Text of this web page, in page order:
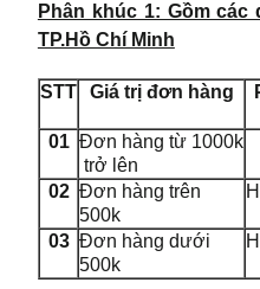
Phân khúc 1: Gồm
TP.Hồ Chí Minh
STT Giá trị đơn hàng
01 Đơn hàng từ 1000k
trở lên
02 Đơn hàng trên
500k
03 Đơn hàng dưới
500k